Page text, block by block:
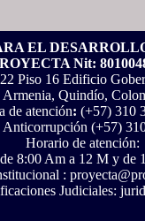
EL
Nit:
Piso 16 Edificio
Armenia, Quindío,
de atención: (+57) 310
Anticorrupción ‪(+57)
Horario de atención:
8:00 Am a 12 M y de
:
Judiciales: